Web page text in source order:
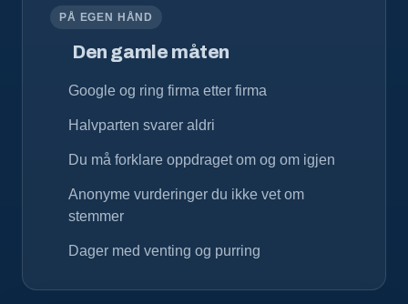
PÅ EGEN HÅND
Den gamle måten
Google og ring firma etter firma
Halvparten svarer aldri
Du må forklare oppdraget om og om igjen
Anonyme vurderinger du ikke vet om
stemmer
Dager med venting og purring